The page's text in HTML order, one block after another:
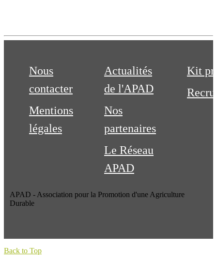
Nous
contacter
Mentions
légales
Actualités
de l'APAD
Nos
partenaires
Le Réseau
APAD
Kit
APAD - Association pour la Promotion d'une Agriculture
Durable
Back to Top